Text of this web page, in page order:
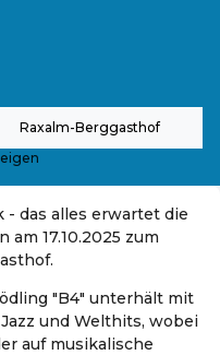
Raxalm-Berggasthof
- das alles erwartet die
17.10.2025 zum
"B4" unterhält mit
und Welthits, wobei
auf musikalische